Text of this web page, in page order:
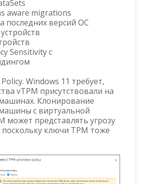
aware migrations
последних версий ОС
Sensitivity с
Windows 11 требует,
vTPM присутствовали на
Клонирование
с виртуальной
может представлять угрозу
поскольку ключи TPM тоже